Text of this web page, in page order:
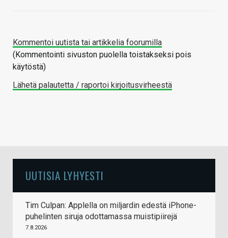
Kommentoi uutista tai artikkelia foorumilla
(Kommentointi sivuston puolella toistakseksi pois
käytöstä)
Lähetä palautetta / raportoi kirjoitusvirheestä
UUTISIA LYHYESTI
Tim Culpan: Applella on miljardin edestä iPhone-
puhelinten siruja odottamassa muistipiirejä
7.8.2026